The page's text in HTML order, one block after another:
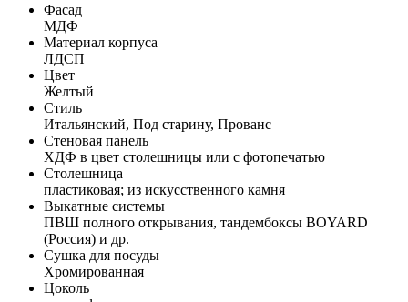
Фасад
МДФ
Материал корпуса
ЛДСП
Цвет
Желтый
Стиль
Итальянский, Под старину, Прованс
Стеновая панель
ХДФ в цвет столешницы или с фотопечатью
Столешница
пластиковая; из искусственного камня
Выкатные системы
ПВШ полного открывания, тандембоксы BOYARD
(Россия) и др.
Сушка для посуды
Хромированная
Цоколь